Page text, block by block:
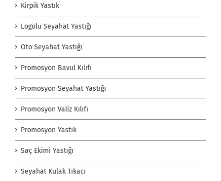
Kirpik Yastık
Logolu Seyahat Yastığı
Oto Seyahat Yastığı
Promosyon Bavul Kılıfı
Promosyon Seyahat Yastığı
Promosyon Valiz Kılıfı
Promosyon Yastık
Saç Ekimi Yastığı
Seyahat Kulak Tıkacı